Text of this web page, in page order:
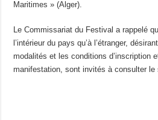
Maritimes » (Alger).
Le Commissariat du Festival a rappelé
l’intérieur du pays qu’à l’étranger,
modalités et les conditions d’inscription
manifestation, sont invités à consulter le